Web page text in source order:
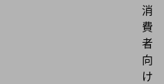
消
費
者
向
け